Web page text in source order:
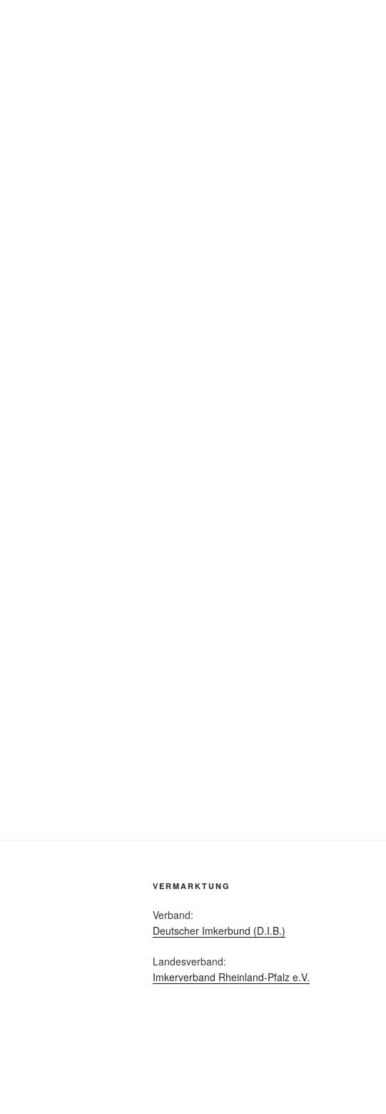
VERMARKTUNG
Verband:
Deutscher Imkerbund (D.I.B.)
Landesverband:
Imkerverband Rheinland-Pfalz e.V.